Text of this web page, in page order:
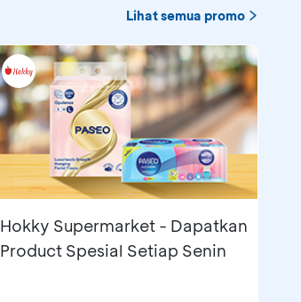
Lihat semua promo
Hokky Supermarket - Dapatkan
Product Spesial Setiap Senin